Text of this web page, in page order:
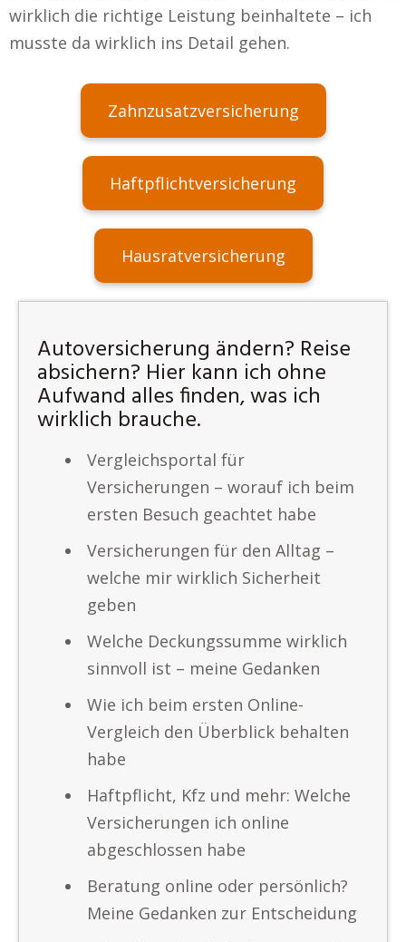
wirklich die richtige Leistung beinhaltete – ich
musste da wirklich ins Detail gehen.
Zahnzusatzversicherung
Haftpflichtversicherung
Hausratversicherung
Autoversicherung ändern? Reise
absichern? Hier kann ich ohne
Aufwand alles finden, was ich
wirklich brauche.
Vergleichsportal für
Versicherungen – worauf ich beim
ersten Besuch geachtet habe
Versicherungen für den Alltag –
welche mir wirklich Sicherheit
geben
Welche Deckungssumme wirklich
sinnvoll ist – meine Gedanken
Wie ich beim ersten Online-
Vergleich den Überblick behalten
habe
Haftpflicht, Kfz und mehr: Welche
Versicherungen ich online
abgeschlossen habe
Beratung online oder persönlich?
Meine Gedanken zur Entscheidung